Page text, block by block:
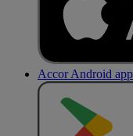
Accor Android app